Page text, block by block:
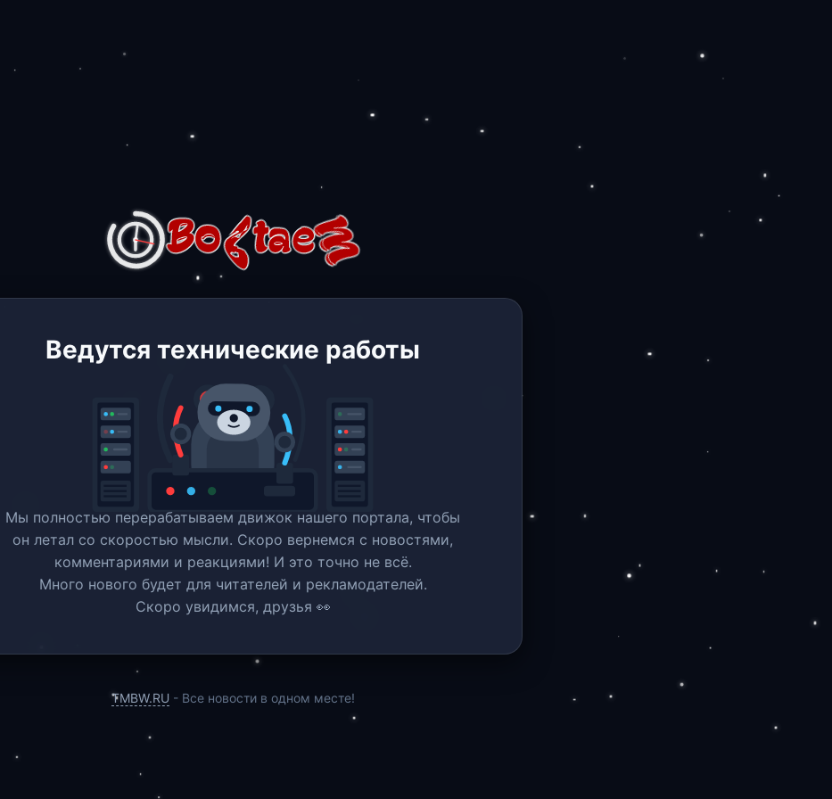
Ведутся технические работы
Мы полностью перерабатываем движок нашего портала, чтобы
он летал со скоростью мысли. Скоро вернемся c новостями,
комментариями и реакциями! И это точно не всё.
Много нового будет для читателей и рекламодателей.
Скоро увидимся, друзья 👀
TMBW.RU - Все новости в одном месте!